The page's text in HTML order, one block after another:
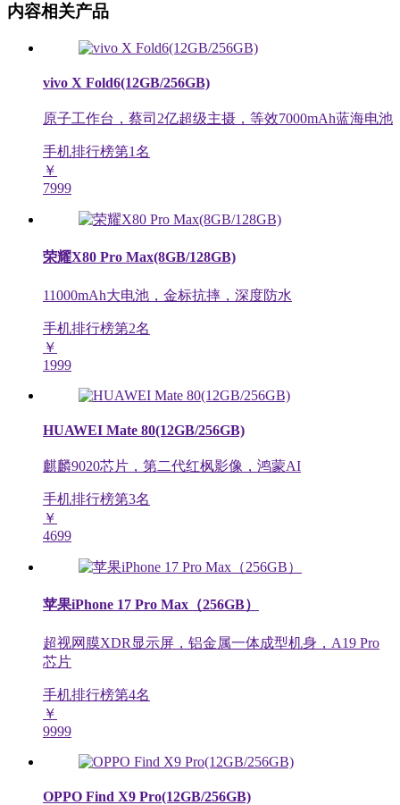
内容相关产品
vivo X Fold6(12GB/256GB)
原子工作台，蔡司2亿超级主摄，等效7000mAh蓝海电池
手机排行榜第1名
￥
7999
荣耀X80 Pro Max(8GB/128GB)
11000mAh大电池，金标抗摔，深度防水
手机排行榜第2名
￥
1999
HUAWEI Mate 80(12GB/256GB)
麒麟9020芯片，第二代红枫影像，鸿蒙AI
手机排行榜第3名
￥
4699
苹果iPhone 17 Pro Max（256GB）
超视网膜XDR显示屏，铝金属一体成型机身，A19 Pro
芯片
手机排行榜第4名
￥
9999
OPPO Find X9 Pro(12GB/256GB)